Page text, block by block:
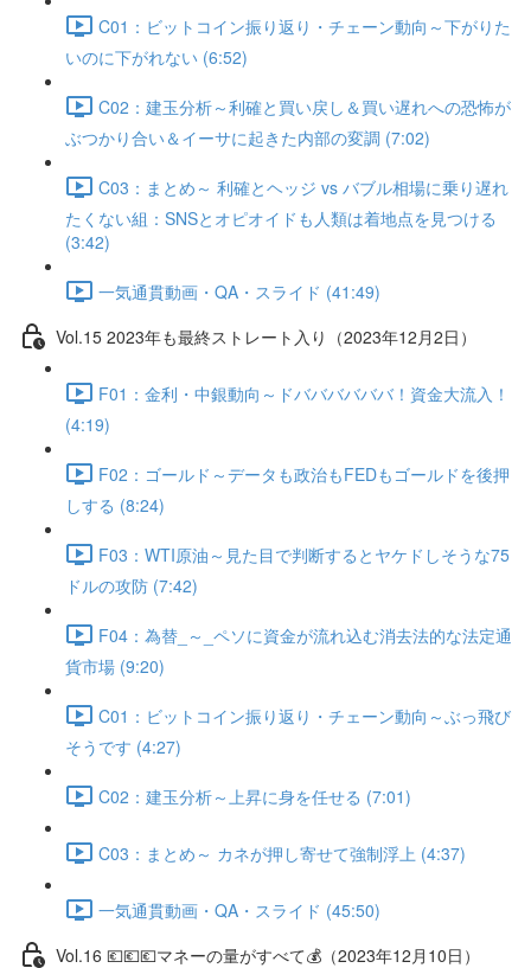
C01：ビットコイン振り返り・チェーン動向～下がりた
いのに下がれない (6:52)
C02：建玉分析～利確と買い戻し＆買い遅れへの恐怖が
ぶつかり合い＆イーサに起きた内部の変調 (7:02)
C03：まとめ～ 利確とヘッジ vs バブル相場に乗り遅れ
たくない組：SNSとオピオイドも人類は着地点を見つける
(3:42)
一気通貫動画・QA・スライド (41:49)
Vol.15 2023年も最終ストレート入り（2023年12月2日）
F01：金利・中銀動向～ドババババババ！資金大流入！
(4:19)
F02：ゴールド～データも政治もFEDもゴールドを後押
しする (8:24)
F03：WTI原油～見た目で判断するとヤケドしそうな75
ドルの攻防 (7:42)
F04：為替_～_ペソに資金が流れ込む消去法的な法定通
貨市場 (9:20)
C01：ビットコイン振り返り・チェーン動向～ぶっ飛び
そうです (4:27)
C02：建玉分析～上昇に身を任せる (7:01)
C03：まとめ～ カネが押し寄せて強制浮上 (4:37)
一気通貫動画・QA・スライド (45:50)
Vol.16 💶💶💶マネーの量がすべて💰（2023年12月10日）